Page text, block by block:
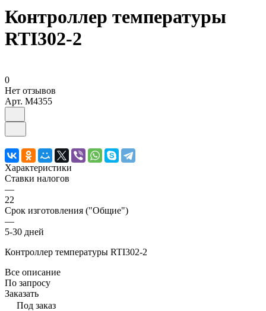
Контроллер температуры
RTI302-2
0
Нет отзывов
Арт. M4355
Характеристики
Ставки налогов
—
22
Срок изготовления ("Общие")
—
5-30 дней
Контроллер температуры RTI302-2
Все описание
По запросу
Заказать
Под заказ